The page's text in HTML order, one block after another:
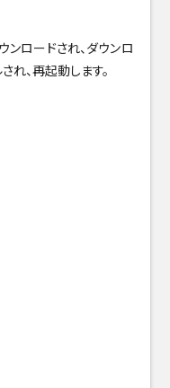
ロードされ、ダウンロ
れ、再起動します。